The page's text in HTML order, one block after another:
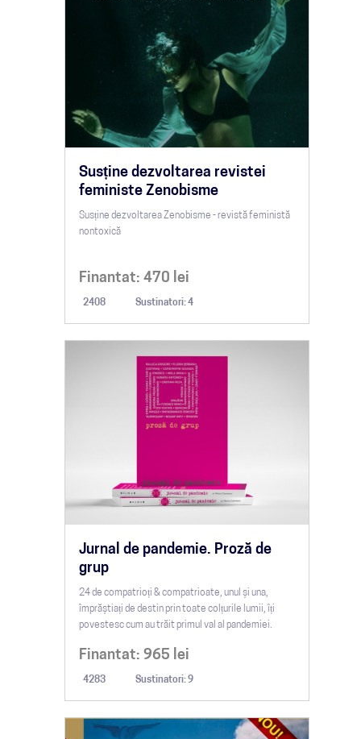
Susține dezvoltarea revistei
feministe Zenobisme
Susține dezvoltarea Zenobisme - revistă feministă
nontoxică
Finantat: 470 lei
2408 Sustinatori: 4
Jurnal de pandemie. Proză de
grup
24 de compatrioți & compatrioate, unul și una,
împrăștiați de destin prin toate colțurile lumii, îți
povestesc cum au trăit primul val al pandemiei.
Finantat: 965 lei
4283 Sustinatori: 9